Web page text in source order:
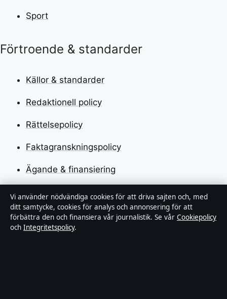
Sport
Förtroende & standarder
Källor & standarder
Redaktionell policy
Rättelsepolicy
Faktagranskningspolicy
Ägande & finansiering
Integritetspolicy
Cookiepolicy
Vi använder nödvändiga cookies för att driva sajten och, med
ditt samtycke, cookies för analys och annonsering för att
förbättra den och finansiera vår journalistik. Se vår Cookiepolicy
och Integritetspolicy.